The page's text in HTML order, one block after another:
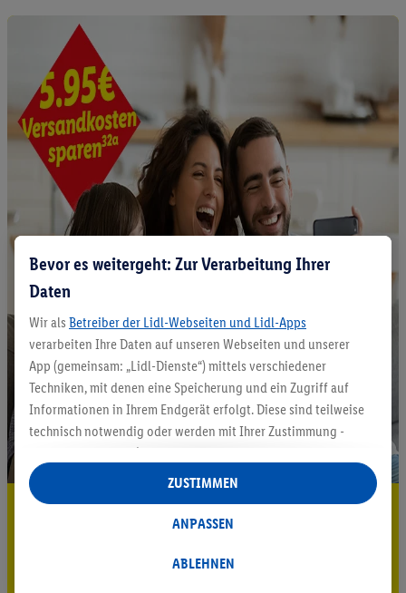
5.95 € Versand sparen³²ᵃ
Bevor es weitergeht: Zur Verarbeitung Ihrer
Daten
Wir als Betreiber der Lidl-Webseiten und Lidl-Apps
verarbeiten Ihre Daten auf unseren Webseiten und unserer
App (gemeinsam: „Lidl-Dienste“) mittels verschiedener
Techniken, mit denen eine Speicherung und ein Zugriff auf
Informationen in Ihrem Endgerät erfolgt. Diese sind teilweise
technisch notwendig oder werden mit Ihrer Zustimmung -
auch durch Partner (u.a.
Verantwortliche; im Zusammenhang mit dem IAB TCF
insgesamt
Statistik-Erstellung oder für personalisierte Werbung
Datenverarbeitungen für personalisierte Werbung werden
ABLEHNEN
ANPASSEN
ZUSTIMMEN